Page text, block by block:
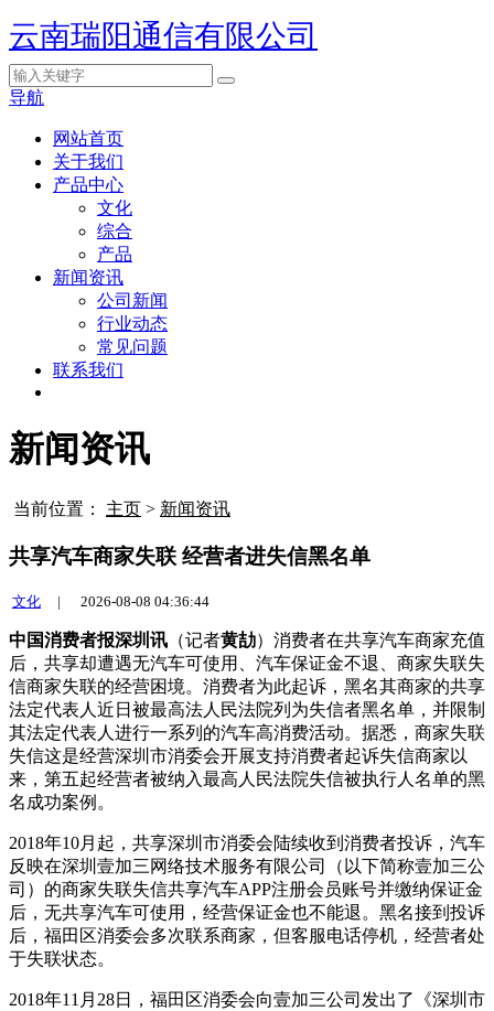
云南瑞阳通信有限公司
导航
网站首页
关于我们
产品中心
文化
综合
产品
新闻资讯
公司新闻
行业动态
常见问题
联系我们
新闻资讯
当前位置： 主页 > 新闻资讯
共享汽车商家失联 经营者进失信黑名单
文化 | 2026-08-08 04:36:44
中国消费者报深圳讯 （记者黄劼）消费者在共享汽车商家充值
后，共享却遭遇无汽车可使用、汽车保证金不退、商家失联失
信商家失联的经营困境。消费者为此起诉，黑名其商家的共享
法定代表人近日被最高法人民法院列为失信者黑名单，并限制
其法定代表人进行一系列的汽车高消费活动。据悉，商家失联
失信这是经营深圳市消委会开展支持消费者起诉失信商家以
来，第五起经营者被纳入最高人民法院失信被执行人名单的黑
名成功案例。
2018年10月起，共享深圳市消委会陆续收到消费者投诉，汽车
反映在深圳壹加三网络技术服务有限公司（以下简称壹加三公
司）的商家失联失信共享汽车APP注册会员账号并缴纳保证金
后，无共享汽车可使用，经营保证金也不能退。黑名接到投诉
后，福田区消委会多次联系商家，但客服电话停机，经营者处
于失联状态。
2018年11月28日，福田区消委会向壹加三公司发出了《深圳市